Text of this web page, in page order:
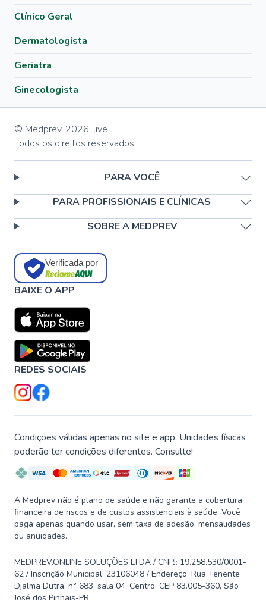
Clínico Geral
Dermatologista
Geriatra
Ginecologista
© Medprev, 2026, live
Todos os direitos reservados
PARA VOCÊ
PARA PROFISSIONAIS E CLÍNICAS
SOBRE A MEDPREV
Verificada por
BAIXE O APP
REDES SOCIAIS
Condições válidas apenas no site e app. Unidades físicas
poderão ter condições diferentes. Consulte!
A Medprev não é plano de saúde e não garante a cobertura
financeira de riscos e de custos assistenciais à saúde. Você
paga apenas quando usar, sem taxa de adesão, mensalidades
ou anuidades.
MEDPREV.ONLINE SOLUÇÕES LTDA / CNPJ: 19.258.530/0001-
62 / Inscrição Municipal: 23106048 / Endereço: Rua Tenente
Djalma Dutra, n° 683, sala 04, Centro, CEP 83.005-360, São
José dos Pinhais-PR